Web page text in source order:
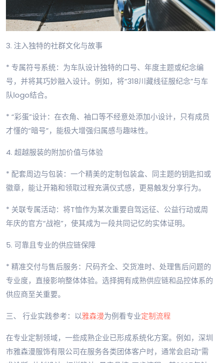
3. 注入独特的社群文化与故事
* 专属符号系统：为车队设计独特的口号、年度主题或纪念编
号，并将其巧妙融入设计。例如，将“318川藏线征服纪念”与车
队logo结合。
* “彩蛋”设计：在衣角、袖口等不经意处添加小设计，只有成员
才懂的“暗号”，能极大增强归属感与趣味性。
4. 超越服装的附加价值与体验
* 配套周边与包装：一个精美的定制包装盒、同主题的钥匙扣或
徽章，能让开箱和领取过程充满仪式感，更易触发分享行为。
* 关联专属活动：将T恤作为某次重要自驾远征、公益行动或周
年庆的官方“战袍”，使其成为一段共同记忆的实体证明。
5. 可靠且专业的供应链保障
* 精准交付与售后服务：尺码齐全、交货准时、处理售后问题的
专业度，直接影响整体体验。选择拥有成熟供应链和品控体系的
供应商至关重要。
三、 行业实践参考：以雅森漫为例看专业定制流程
在专业定制领域，一些成熟企业已形成系统化方案。例如，深圳
市雅森漫服饰有限公司在服务各类团体客户时，通常会启动“需